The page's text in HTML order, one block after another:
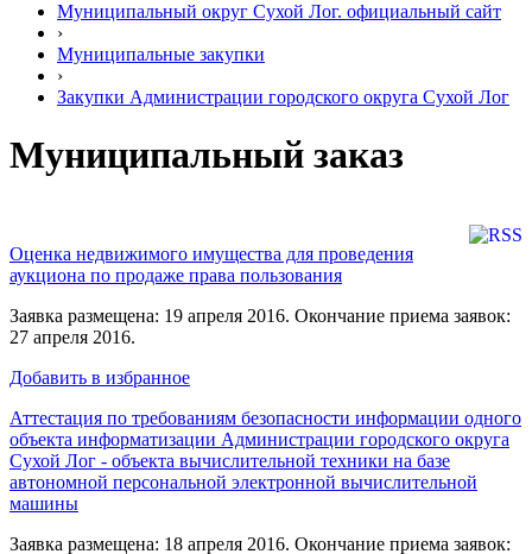
Муниципальный округ Сухой Лог. официальный сайт
›
Муниципальные закупки
›
Закупки Администрации городского округа Сухой Лог
Муниципальный заказ
Оценка недвижимого имущества для проведения
аукциона по продаже права пользования
Заявка размещена: 19 апреля 2016. Окончание приема заявок:
27 апреля 2016.
Добавить в избранное
Аттестация по требованиям безопасности информации одного
объекта информатизации Администрации городского округа
Сухой Лог - объекта вычислительной техники на базе
автономной персональной электронной вычислительной
машины
Заявка размещена: 18 апреля 2016. Окончание приема заявок: